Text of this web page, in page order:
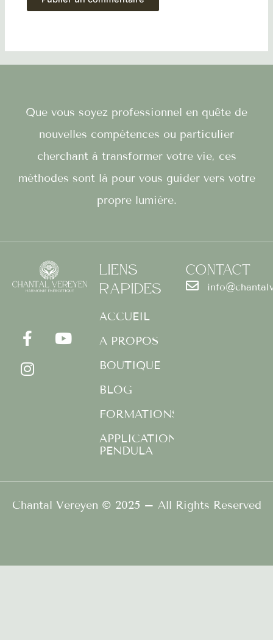
Que vous soyez professionnel en quête de
nouvelles compétences ou particulier
cherchant à transformer votre vie, ces
méthodes sont là pour vous guider vers votre
propre lumière.
c
e
b
o
u
t
s
t
a
g
Liens
Rapides
ACCUEIL
A PROPOS
BOUTIQUE
BLOG
FORMATIONS
APPLICATION
PENDULA
Contact
Chantal Vereyen © 2025 – All Rights Reserved